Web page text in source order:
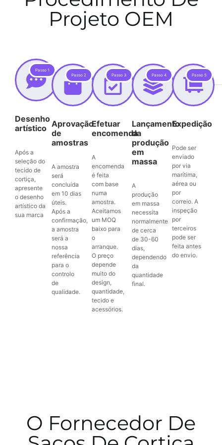
Projeto OEM
Passo 1
Desenho
artístico
Após a
seleção do
tecido de
cortiça,
apresente
o desenho
artístico da
sua marca
Passo 2
Aprovação
de
amostras
A amostra
será
concluída
em 10 dias
úteis.
Após a
confirmação,
a amostra
será a
nossa
referência
para o
controlo
de
qualidade.
Passo 3
Efetuar
encomenda
A
encomenda
é feita
com base
numa
amostra.
Aceitamos
um MOQ
baixo para
o
arranque.
O preço
depende
muito do
design,
quantidade,
tecido e
acessórios.
Passo 4
Lançamento
da
produção
em
massa
A
produção
em massa
necessita
normalmente
de cerca
de 30-60
dias,
dependendo
da
quantidade
final.
Passo 5
Expedição
Pode ser
enviado
por via
marítima,
aérea ou
por
correio. A
inspeção
por
terceiros
pode ser
feita antes
do envio.
O Fornecedor De